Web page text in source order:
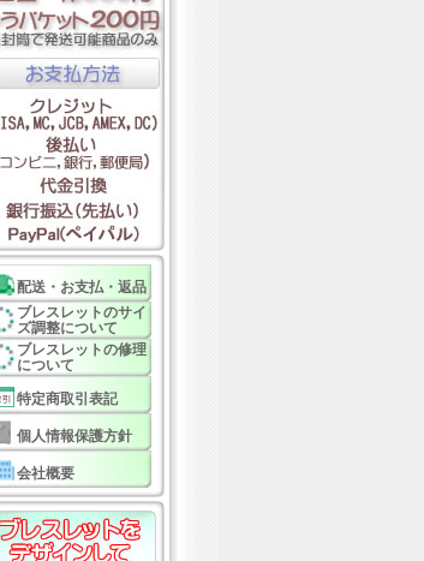
配送・お支払・返品
ブレスレットのサイ
ズ調整について
ブレスレットの修理
について
特定商取引表記
個人情報保護方針
会社概要